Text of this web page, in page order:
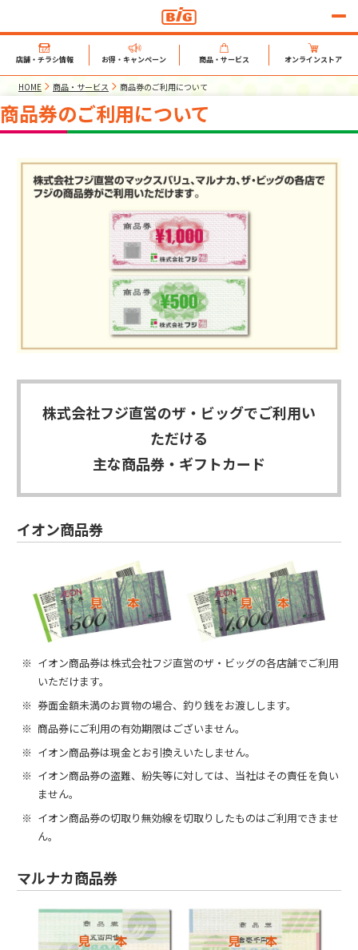
店舗・チラシ情報 お得・キャンペーン 商品・サービス オンラインストア
HOME 商品・サービス 商品券のご利用について
商品券のご利用について
株式会社フジ直営のザ・ビッグでご利用い
ただける
主な商品券・ギフトカード
イオン商品券
イオン商品券は株式会社フジ直営のザ・ビッグの各店舗でご利用
いただけます。
券面金額未満のお買物の場合、釣り銭をお渡しします。
商品券にご利用の有効期限はございません。
イオン商品券は現金とお引換えいたしません。
イオン商品券の盗難、紛失等に対しては、当社はその責任を負い
ません。
イオン商品券の切取り無効線を切取りしたものはご利用できませ
ん。
マルナカ商品券